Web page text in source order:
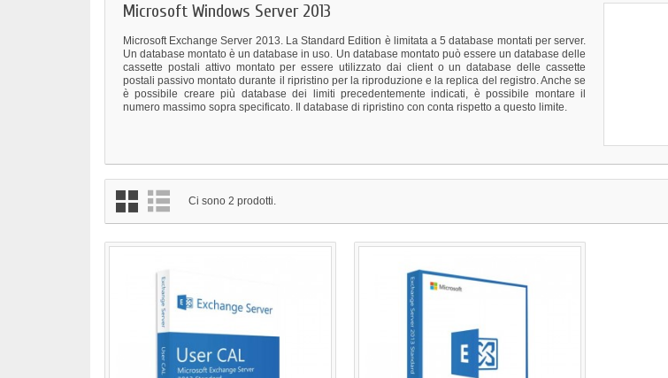
Microsoft Windows Server 2013
Microsoft Exchange Server 2013. La Standard Edition è limitata a 5 database montati per server.
Un database montato è un database in uso. Un database montato può essere un database delle
cassette postali attivo montato per essere utilizzato dai client o un database delle cassette
postali passivo montato durante il ripristino per la riproduzione e la replica del registro. Anche se
è possibile creare più database dei limiti precedentemente indicati, è possibile montare il
numero massimo sopra specificato. Il database di ripristino con conta rispetto a questo limite.
Ci sono 2 prodotti.